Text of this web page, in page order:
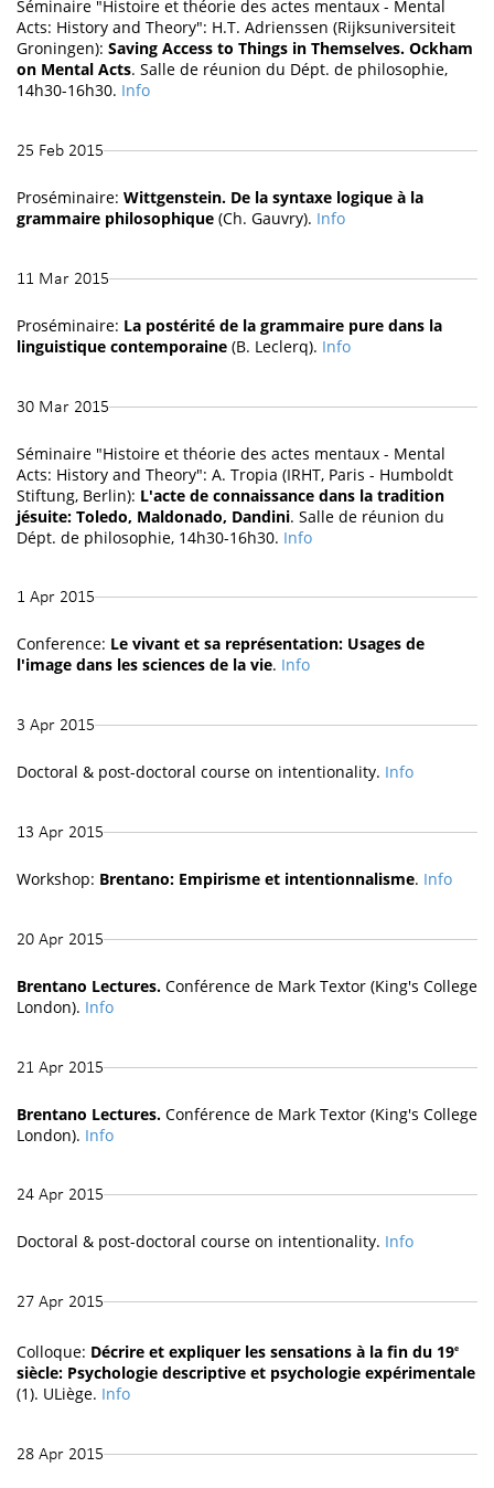
Séminaire "Histoire et théorie des actes mentaux - Mental
Acts: History and Theory": H.T. Adrienssen (Rijksuniversiteit
Groningen): Saving Access to Things in Themselves. Ockham
on Mental Acts. Salle de réunion du Dépt. de philosophie,
14h30-16h30. Info
25 Feb 2015
Proséminaire: Wittgenstein. De la syntaxe logique à la
grammaire philosophique (Ch. Gauvry). Info
11 Mar 2015
Proséminaire: La postérité de la grammaire pure dans la
linguistique contemporaine (B. Leclerq). Info
30 Mar 2015
Séminaire "Histoire et théorie des actes mentaux - Mental
Acts: History and Theory": A. Tropia (IRHT, Paris - Humboldt
Stiftung, Berlin): L'acte de connaissance dans la tradition
jésuite: Toledo, Maldonado, Dandini. Salle de réunion du
Dépt. de philosophie, 14h30-16h30. Info
1 Apr 2015
Conference: Le vivant et sa représentation: Usages de
l'image dans les sciences de la vie. Info
3 Apr 2015
Doctoral & post-doctoral course on intentionality. Info
13 Apr 2015
Workshop: Brentano: Empirisme et intentionnalisme. Info
20 Apr 2015
Brentano Lectures. Conférence de Mark Textor (King's College
London). Info
21 Apr 2015
Brentano Lectures. Conférence de Mark Textor (King's College
London). Info
24 Apr 2015
Doctoral & post-doctoral course on intentionality. Info
27 Apr 2015
Colloque: Décrire et expliquer les sensations à la fin du 19e
siècle: Psychologie descriptive et psychologie expérimentale
(1). ULiège. Info
28 Apr 2015